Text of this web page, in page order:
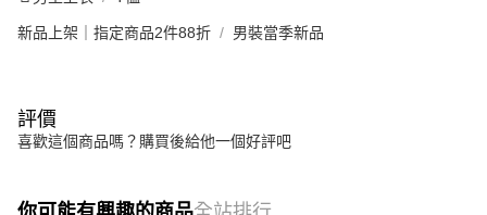
新品上架｜指定商品2件88折 男裝當季新品
評價
喜歡這個商品嗎？購買後給他一個好評吧